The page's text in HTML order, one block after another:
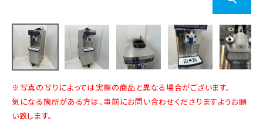
※写真の写りによっては実際の商品と異なる場合がございます。
気になる箇所がある方は、事前にお問い合わせくださりますようお願
い致します。